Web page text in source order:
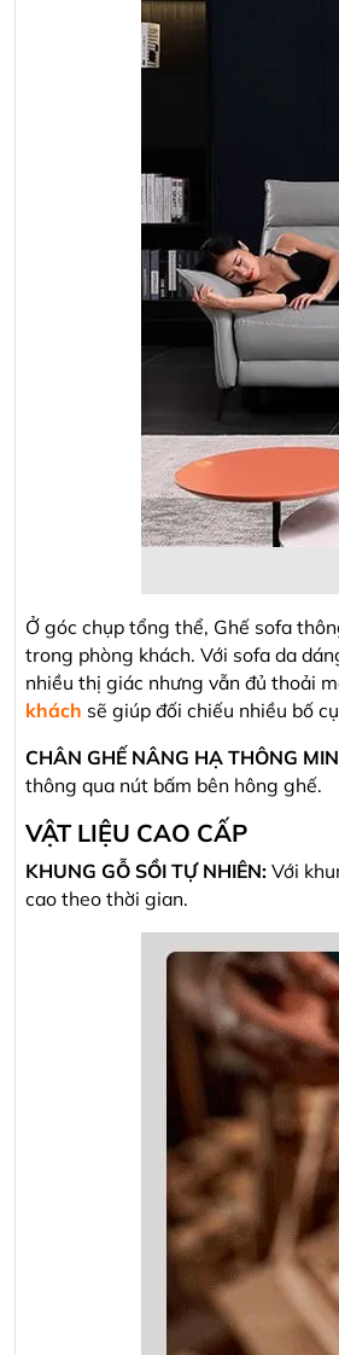
Ở góc chụp tổng thể, Ghế sofa
trong phòng khách. Với sofa da
nhiều thị giác nhưng vẫn đủ thoải
khách sẽ giúp đối chiếu nhiều bố
CHÂN GHẾ NÂNG HẠ THÔNG
thông qua nút bấm bên hông ghế.
VẬT LIỆU CAO CẤP
KHUNG GỖ SỒI TỰ NHIÊN: Với
cao theo thời gian.